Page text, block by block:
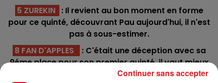
5 ZUREKIN : Il revient au bon moment en forme
pour ce quinté, découvrant Pau aujourd'hui, il n'est
pas à sous-estimer.
8 FAN D'APPLES
: C'était une déception avec sa
9éme place pour son premier quinté, il vaut mieux
que cela. Pas impossible sur sa vraie valeur
Continuer sans accepter